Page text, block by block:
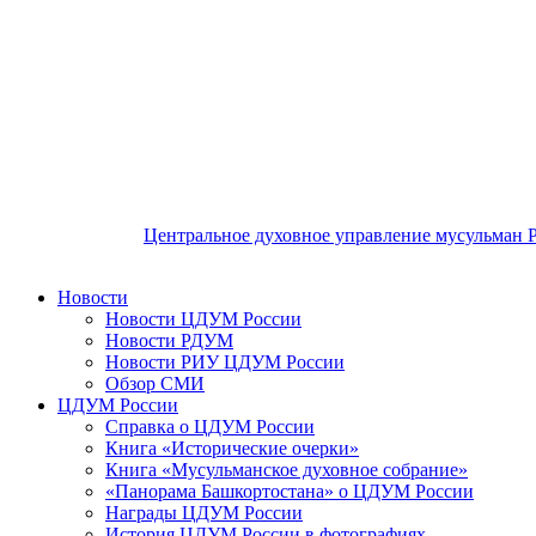
Центральное духовное управление мусульман
Новости
Новости ЦДУМ России
Новости РДУМ
Новости РИУ ЦДУМ России
Обзор СМИ
ЦДУМ России
Справка о ЦДУМ России
Книга «Исторические очерки»
Книга «Мусульманское духовное собрание»
«Панорама Башкортостана» о ЦДУМ России
Награды ЦДУМ России